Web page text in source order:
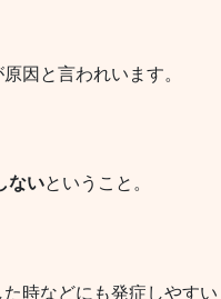
因と言われいます。
ないということ。
時などにも発症しやすい